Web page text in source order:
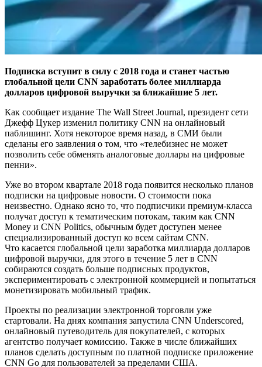
Подписка вступит в силу с 2018 года и станет частью
глобальной цели CNN заработать более миллиарда
долларов цифровой выручки за ближайшие 5 лет.
Как сообщает издание The Wall Street Journal, президент сети
Джефф Цукер изменил политику CNN на онлайновый
паблишинг. Хотя некоторое время назад, в СМИ были
сделаны его заявления о том, что «телебизнес не может
позволить себе обменять аналоговые доллары на цифровые
пенни».
Уже во втором квартале 2018 года появится несколько планов
подписки на цифровые новости. О стоимости пока
неизвестно. Однако ясно то, что подписчики премиум-класса
получат доступ к тематическим потокам, таким как CNN
Money и CNN Politics, обычным будет доступен менее
специализированный доступ ко всем сайтам CNN.
Что касается глобальной цели заработка миллиарда долларов
цифровой выручки, для этого в течение 5 лет в CNN
собираются создать больше подписных продуктов,
экспериментировать с электронной коммерцией и попытаться
монетизировать мобильный трафик.
Проекты по реализации электронной торговли уже
стартовали. На днях компания запустила CNN Underscored,
онлайновый путеводитель для покупателей, с которых
агентство получает комиссию. Также в числе ближайших
планов сделать доступным по платной подписке приложение
CNN Go для пользователей за пределами США.